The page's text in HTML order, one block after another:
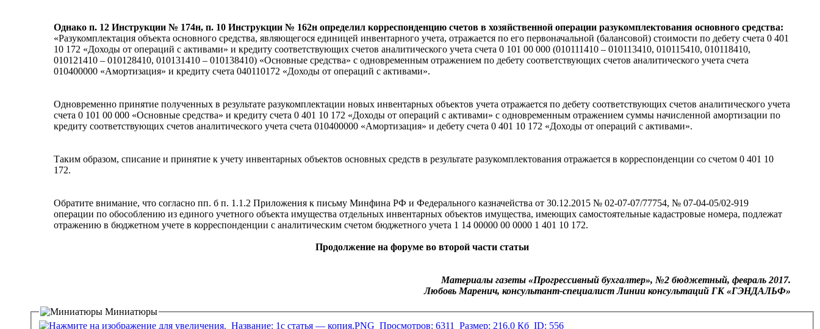
Однако п. 12 Инструкции № 174н, п. 10 Инструкции № 162н определил корреспонденцию счетов в хозяйственной операции разукомплектования основного средства:
«Разукомплектация объекта основного средства, являющегося единицей инвентарного учета, отражается по его первоначальной (балансовой) стоимости по дебету счета 0 401
10 172 «Доходы от операций с активами» и кредиту соответствующих счетов аналитического учета счета 0 101 00 000 (010111410 – 010113410, 010115410, 010118410,
010121410 – 010128410, 010131410 – 010138410) «Основные средства» с одновременным отражением по дебету соответствующих счетов аналитического учета счета
010400000 «Амортизация» и кредиту счета 040110172 «Доходы от операций с активами».
Одновременно принятие полученных в результате разукомплектации новых инвентарных объектов учета отражается по дебету соответствующих счетов аналитического учета
счета 0 101 00 000 «Основные средства» и кредиту счета 0 401 10 172 «Доходы от операций с активами» с одновременным отражением суммы начисленной амортизации по
кредиту соответствующих счетов аналитического учета счета 010400000 «Амортизация» и дебету счета 0 401 10 172 «Доходы от операций с активами».
Таким образом, списание и принятие к учету инвентарных объектов основных средств в результате разукомплектования отражается в корреспонденции со счетом 0 401 10
172.
Обратите внимание, что согласно пп. б п. 1.1.2 Приложения к письму Минфина РФ и Федерального казначейства от 30.12.2015 № 02-07-07/77754, № 07-04-05/02-919
операции по обособлению из единого учетного объекта имущества отдельных инвентарных объектов имущества, имеющих самостоятельные кадастровые номера, подлежат
отражению в бюджетном учете в корреспонденции с аналитическим счетом бюджетного учета 1 14 00000 00 0000 1 401 10 172.
Продолжение на форуме во второй части статьи
Материалы газеты «Прогрессивный бухгалтер», №2 бюджетный, февраль 2017.
Любовь Маренич, консультант-специалист Линии консультаций ГК «ГЭНДАЛЬФ»
Миниатюры